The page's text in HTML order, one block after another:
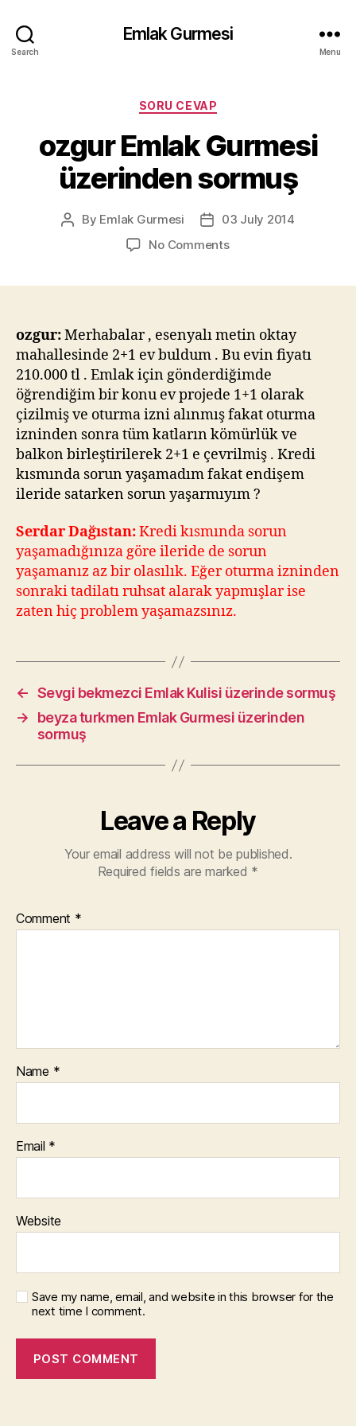
Search
Emlak Gurmesi
Menu
Categories
SORU CEVAP
ozgur Emlak Gurmesi
üzerinden sormuş
Post
By Emlak Gurmesi
Post03 July 2014
No Commentson
sormuş
ozgur:Merhabalar , esenyalı metin oktay
mahallesinde 2+1 ev buldum . Bu evin fiyatı
210.000 tl . Emlak için gönderdiğimde
öğrendiğim bir konu ev projede 1+1 olarak
çizilmiş ve oturma izni alınmış fakat oturma
izninden sonra tüm katların kömürlük ve
balkon birleştirilerek 2+1 e çevrilmiş . Kredi
kısmında sorun yaşamadım fakat endişem
ileride satarken sorun yaşarmıyım ?
Serdar Dağıstan:Kredi kısmında sorun
yaşamadığınıza göre ileride de sorun
yaşamanız az bir olasılık. Eğer oturma izninden
sonraki tadilatı ruhsat alarak yapmışlar ise
zaten hiç problem yaşamazsınız.
← Sevgi bekmezci Emlak Kulisi üzerinde sormuş
→
beyza turkmen Emlak Gurmesi üzerinden
sormuş
Leave a Reply
Your email address will not be published.
Required fields are marked *
Comment *
Name *
Email *
Website
Save my name, email, and website in this browser for the
next time I comment.